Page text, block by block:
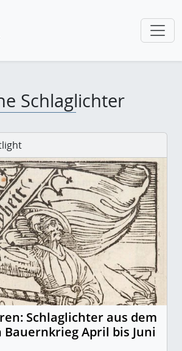
Schlaglichter
Schlaglichter aus dem
Bauernkrieg April bis Juni